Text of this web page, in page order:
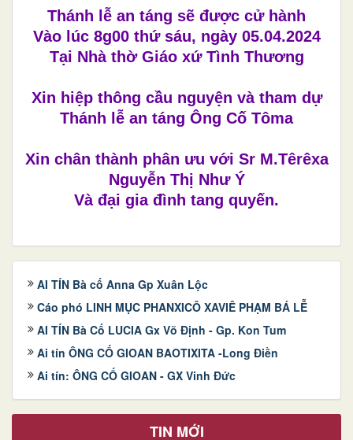
Thánh lễ an táng sẽ được cử hành
Vào lúc 8g00 thứ sáu, ngày 05.04.2024
Tại Nhà thờ Giáo xứ Tình Thương
Xin hiệp thông cầu nguyện và tham dự
Thánh lễ an táng Ông Cố Tôma
Xin chân thành phân ưu với Sr M.Têrêxa
Nguyễn Thị Như Ý
Và đại gia đình tang quyến.
AI TÍN Bà cố Anna Gp Xuân Lộc
Cáo phó LINH MỤC PHANXICÔ XAVIÊ PHẠM BÁ LỄ
AI TÍN Bà Cố LUCIA Gx Võ Định - Gp. Kon Tum
Ai tín ÔNG CỐ GIOAN BAOTIXITA -Long Điền
Ai tín: ÔNG CỐ GIOAN - GX Vinh Đức
TIN MỚI